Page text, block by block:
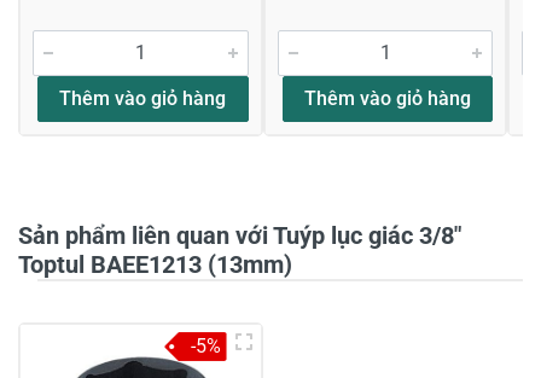
Đánh giá sao
Tiêu đề của nhận xét *
Viết nhận xét của bạn vào bên dưới
Thêm vào giỏ hàng Thêm vào giỏ hàng
Sản phẩm liên quan với Tuýp lục giác 3/8"
Toptul BAEE1213 (13mm)
-5%